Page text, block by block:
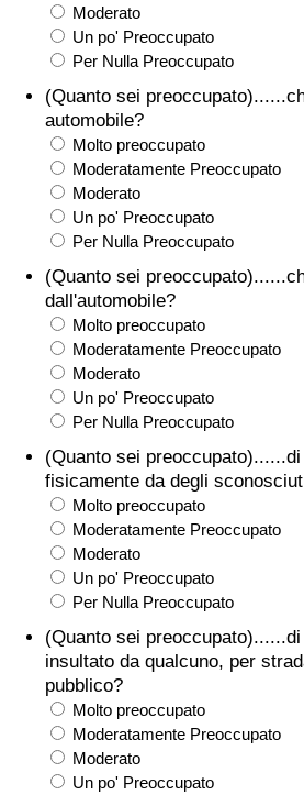
Moderato
Un po' Preoccupato
Per Nulla Preoccupato
(Quanto sei
automobile?
Molto preoccupato
Moderatamente Preoccupato
Moderato
Un po' Preoccupato
Per Nulla Preoccupato
(Quanto sei
dall'automobile?
Molto preoccupato
Moderatamente Preoccupato
Moderato
Un po' Preoccupato
Per Nulla Preoccupato
(Quanto sei
fisicamente da degli
Molto preoccupato
Moderatamente Preoccupato
Moderato
Un po' Preoccupato
Per Nulla Preoccupato
(Quanto sei
insultato da qualcuno, per
pubblico?
Molto preoccupato
Moderatamente Preoccupato
Moderato
Un po' Preoccupato